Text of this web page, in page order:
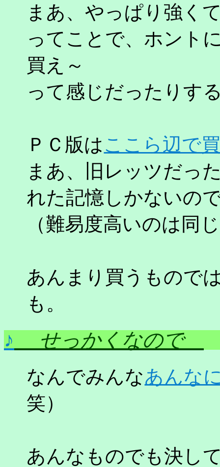
まあ、やっぱり強く
ってことで、ホント
買え～
って感じだったりす
ＰＣ版はここら辺で
まあ、旧レッツだっ
れた記憶しかないの
（難易度高いのは同
あんまり買うもので
も。
♪ せっかくなので
なんでみんなあんな
笑）
あんなものでも決し